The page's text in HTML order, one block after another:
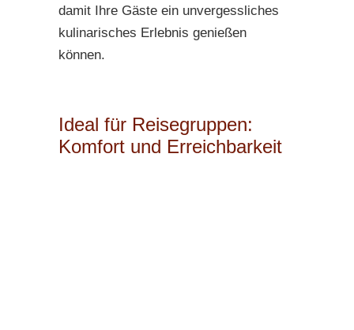
damit Ihre Gäste ein unvergessliches
kulinarisches Erlebnis genießen
können.
Ideal für Reisegruppen:
Komfort und Erreichbarkeit